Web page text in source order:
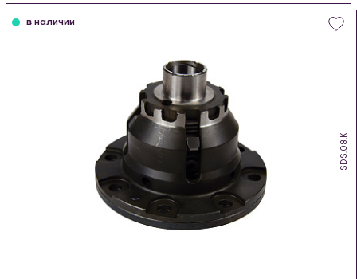
SDS.08.K
в наличии